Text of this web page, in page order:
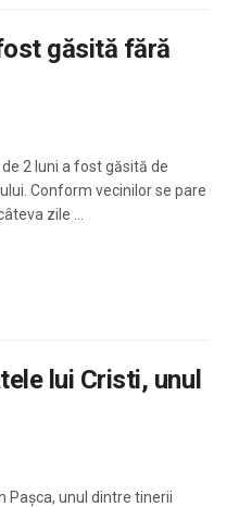
găsită fără
2 luni a fost găsită de
Conform vecinilor se pare
zile ...
lui Cristi, unul
Pașca, unul dintre tinerii